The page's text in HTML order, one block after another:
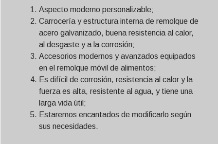
Aspecto moderno personalizable;
Carrocería y estructura interna de remolque de
acero galvanizado, buena resistencia al calor,
al desgaste y a la corrosión;
Accesorios modernos y avanzados equipados
en el remolque móvil de alimentos;
Es difícil de corrosión, resistencia al calor y la
fuerza es alta, resistente al agua, y tiene una
larga vida útil;
Estaremos encantados de modificarlo según
sus necesidades.